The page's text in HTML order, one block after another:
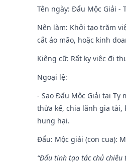
Tên ngày: Đẩu Mộc Giải -
Nên làm: Khởi tạo trăm
cắt áo mão, hoặc kinh
Kiêng cữ: Rất kỵ việc đi
Ngoại lệ:
- Sao Đẩu Mộc Giải tại Tỵ
thừa kế, chia lãnh gia
hung hại.
Đẩu: Mộc giải (con cua):
“Đẩu tinh tạo tác chủ chiêu